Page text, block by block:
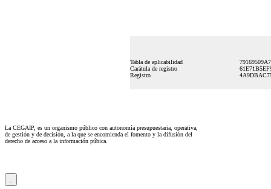
Tabla de aplicabilidad
Carátula de registro
Registro
La CEGAIP, es un organismo público con autonomía presupuestaria, operativa,
de gestión y de decisión, a la que se encomienda el fomento y la difusión del
derecho de acceso a la información púbica.